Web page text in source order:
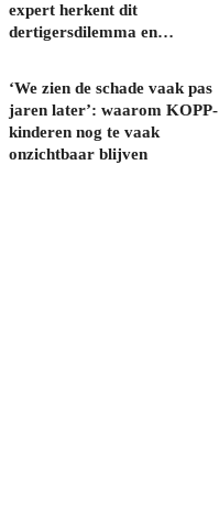
expert herkent dit
dertigersdilemma en…
‘We zien de schade vaak pas
jaren later’: waarom KOPP-
kinderen nog te vaak
onzichtbaar blijven